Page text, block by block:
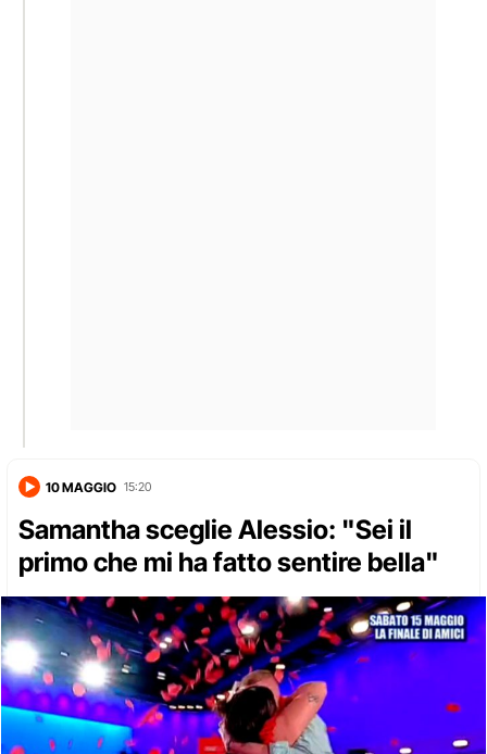
10 MAGGIO 15:20
Samantha sceglie Alessio: "Sei il
primo che mi ha fatto sentire bella"